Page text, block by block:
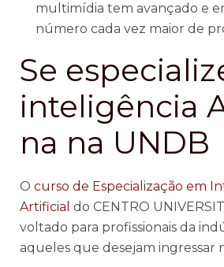
multimídia tem avançado e
número cada vez maior de
Se
inteligência
na na UNDB
O curso de Especialização em
Artificial do CENTRO
voltado para profissionais da
aqueles que desejam ingressar